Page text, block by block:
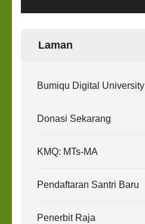
Laman
Bumiqu Digital University
Donasi Sekarang
KMQ: MTs-MA
Pendaftaran Santri Baru
Penerbit Raja